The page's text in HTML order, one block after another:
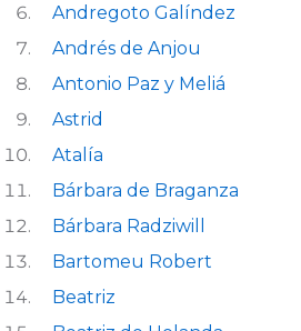
Andregoto Galíndez
Andrés de Anjou
Antonio Paz y Meliá
Astrid
Atalía
Bárbara de Braganza
Bárbara Radziwill
Bartomeu Robert
Beatriz